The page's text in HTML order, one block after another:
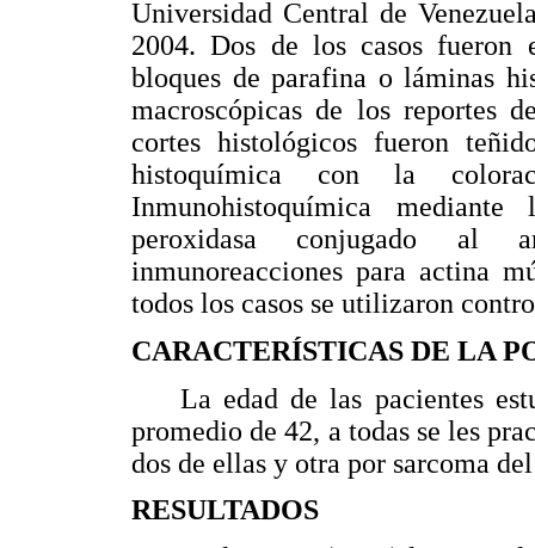
Universidad Central de
2004. Dos de los casos fueron
bloques de parafina o láminas
macroscópicas de los reportes
cortes histológicos fueron
histoquímica con la
Inmunohistoquímica
peroxidasa conjugado al
inmunoreacciones para actina
todos los casos se utilizaron
CARACTERÍSTICAS DE LA
La edad de las pacientes
promedio de 42, a todas se les
dos de ellas y otra por sarcoma
RESULTADOS